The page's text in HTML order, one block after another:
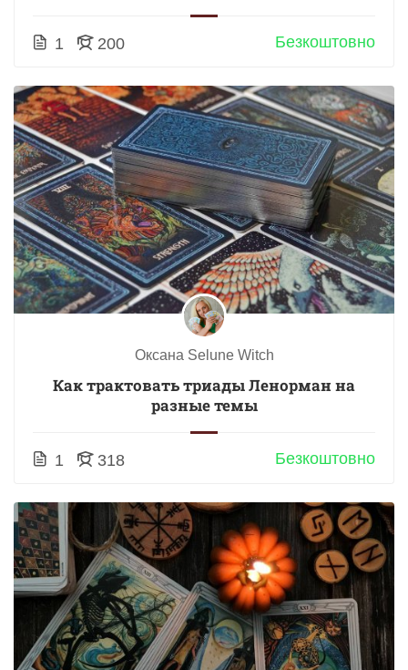
1 200 Безкоштовно
Оксана Selune Witch
Как трактовать триады Ленорман на
разные темы
1 318 Безкоштовно